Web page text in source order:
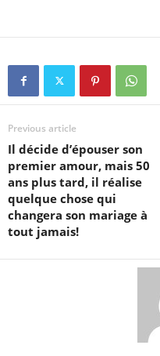
Previous article
Il décide d’épouser son
premier amour, mais 50
ans plus tard, il réalise
quelque chose qui
changera son mariage à
tout jamais!